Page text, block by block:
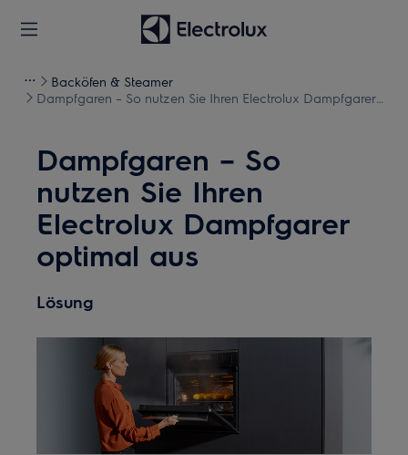
Backöfen & Steamer
Dampfgaren – So nutzen Sie Ihren Electrolux Dampfgarer
Dampfgaren – So
nutzen Sie Ihren
Electrolux Dampfgarer
optimal aus
Lösung